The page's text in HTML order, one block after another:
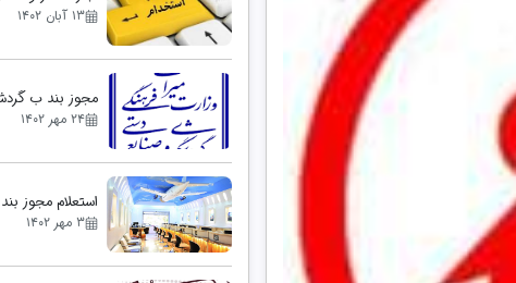
مسافرتی
۱۳ آبان ۱۴۰۲
مجوز بند ب
۲۴ مهر ۱۴۰۲
استعلام مجوز
۳ مهر ۱۴۰۲